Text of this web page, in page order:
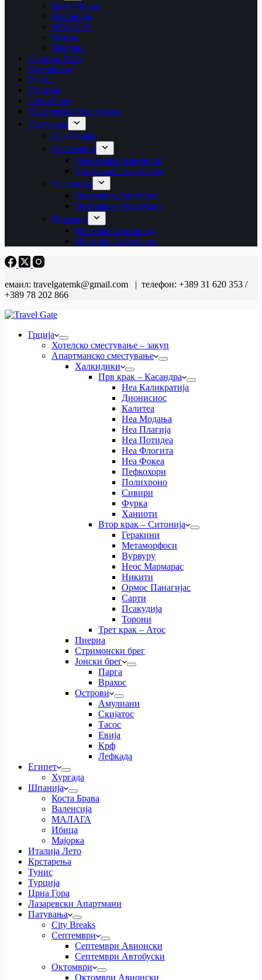
Коста Брава
Валенсија
МАЛАГА
Ибица
Мајорка
Италија Лето
Крстарења
Тунис
Турција
Црна Гора
Лазаревски Апартмани
Патувања
City Breaks
Септември
Септември Авионски
Септември Автобуски
Октомври
Октомври Авионски
Октомври Автобуски
Ноември
Ноември Авионски
Ноември Автобуски
емаил: travelgatemk@gmail.com | телефон: +389 31 620 353 /
+389 78 202 866
Грција
Хотелско сместување – закуп
Апартманско сместување
Халкидики
Прв крак – Касандра
Неа Каликратија
Дионисиос
Калитеа
Неа Модања
Неа Плагија
Неа Потидеа
Неа Флогита
Неа Фокеа
Пефкохори
Полихроно
Сивири
Фурка
Ханиоти
Втор крак – Ситонија
Геракини
Метаморфоси
Вурвуру
Неос Мармарас
Никити
Ормос Панагијас
Сарти
Псакудија
Торони
Трет крак – Атос
Пиериа
Стримонски брег
Јонски брег
Парга
Врахос
Острови
Амулиани
Скијатос
Тасос
Евија
Крф
Лефкада
Египет
Хургада
Шпанија
Коста Брава
Валенсија
МАЛАГА
Ибица
Мајорка
Италија Лето
Крстарења
Тунис
Турција
Црна Гора
Лазаревски Апартмани
Патувања
City Breaks
Септември
Септември Авионски
Септември Автобуски
Октомври
Октомври Авионски